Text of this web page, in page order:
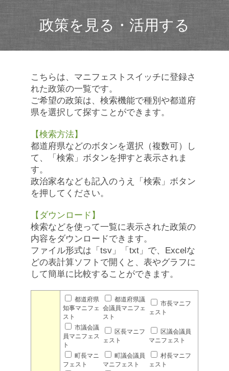
政策を見る・活用する
こちらは、マニフェストスイッチに登録さ
れた政策の一覧です。
ご希望の政策は、検索機能で種別や都道府
県を選択して探すことができます。
【検索方法】
都道府県などのボタンを選択（複数可）し
て、「検索」ボタンを押すと表示されま
す。
政治家名なども記入のうえ「検索」ボタン
を押してください。
【ダウンロード】
検索などを使って一覧に表示された政策の
内容をダウンロードできます。
ファイル形式は「tsv」「txt」で、Excelな
どの表計算ソフトで開くと、表やグラフに
して簡単に比較することができます。
都道府県
知事マニフェ
スト
都道府県議
会議員マニフェ
スト
市長マニフ
ェスト
市議会議
員マニフェス
ト
区長マニフ
ェスト
区議会議員
マニフェスト
町長マニ
フェスト
町議会議員
マニフェスト
村長マニフ
ェスト